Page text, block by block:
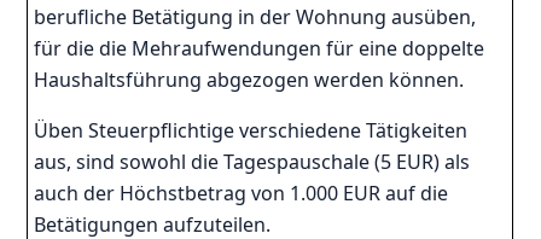
berufliche Betätigung in der Wohnung ausüben,
für die die Mehraufwendungen für eine doppelte
Haushaltsführung abgezogen werden können.
Üben Steuerpflichtige verschiedene Tätigkeiten
aus, sind sowohl die Tagespauschale (5 EUR) als
auch der Höchstbetrag von 1.000 EUR auf die
Betätigungen aufzuteilen.